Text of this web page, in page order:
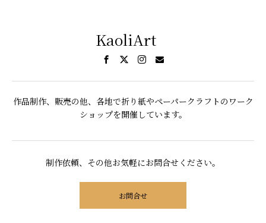
KaoliArt
作品制作、販売の他、各地で折り紙やペーパークラフトのワーク
ショップを開催しています。
制作依頼、その他お気軽にお問合せください。
お問合せ